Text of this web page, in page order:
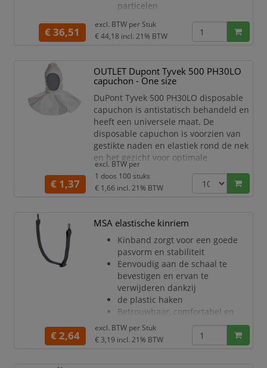
particelen
€ 36,51
excl. BTW per Stuk
€ 44,18 incl. 21% BTW
OUTLET Dupont Tyvek 500 PH30LO
capuchon - One size
DuPont Tyvek 500 PH30LO disposable
capuchon is antistatisch behandeld en
heeft een universele maat. De
disposable capuchon is voorzien van
gestikte naden en elastiek rond de nek
en het gezicht voor optimale
bescherming.&#13;
<ul>&#13;
<li>Kap en flens gefabriceerd met
<li>Gestikte naden</li>&#13;
<li>Elastiek rond de nek en het
gezicht</li>&#13;
<li>Antistatisch behandeld</li>&#13;
<li>One size fits all</li>&#13;
€ 1,37
excl. BTW per
1 doos 100 stuks
€ 1,66 incl. 21% BTW
MSA elastische kinriem
Kinband zorgt voor een goede
pasvorm en stabiliteit
Eenvoudig aan de schaal te
bevestigen en ervan te
verwijderen dankzij
de plastic haken
Betrouwbaar, comfortabel en
aanpasbaar
2-punts bevestiging
€ 2,64
excl. BTW per Stuk
€ 3,19 incl. 21% BTW